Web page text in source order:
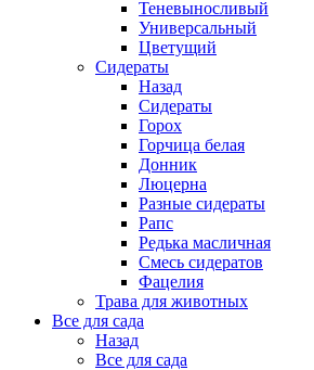
Теневыносливый
Универсальный
Цветущий
Сидераты
Назад
Сидераты
Горох
Горчица белая
Донник
Люцерна
Разные сидераты
Рапс
Редька масличная
Смесь сидератов
Фацелия
Трава для животных
Все для сада
Назад
Все для сада